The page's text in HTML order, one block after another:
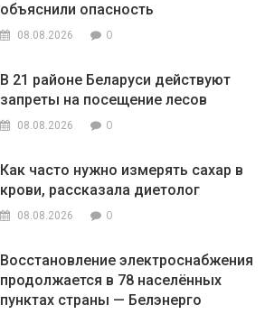
объяснили опасность
08.08.2026 0
В 21 районе Беларуси действуют
запреты на посещение лесов
08.08.2026 0
Как часто нужно измерять сахар в
крови, рассказала диетолог
08.08.2026 0
Восстановление электроснабжения
продолжается в 78 населённых
пунктах страны — Белэнерго